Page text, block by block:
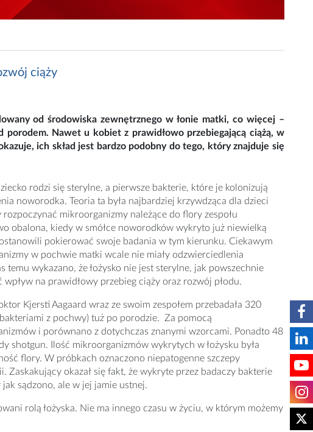
ciąży
od środowiska zewnętrznego w łonie matki, co więcej –
Nawet u kobiet z prawidłowo przebiegającą ciążą, w
ich skład jest bardzo podobny do tego, który znajduje się
rodzi się sterylne, a pierwsze bakterie, które je kolonizują
noworodka. Teoria ta była najbardziej krzywdząca dla dzieci
mikroorganizmy należące do flory zespołu
obalona, kiedy w smółce noworodków wykryto już niewielką
pokierować swoje badania w tym kierunku. Ciekawym
w pochwie matki wcale nie miały odzwierciedlenia
wykazano, że łożysko nie jest sterylne, jak powszechnie
na prawidłowy przebieg ciąży oraz rozwój płodu.
Kjersti Aagaard wraz ze swoim zespołem przebadała 320
z pochwy) tuż po porodzie. Za pomocą
i porównano z dotychczas znanymi wzorcami. Ponadto 48
shotgun. Ilość mikroorganizmów wykrytych w łożysku była
flory. W próbkach oznaczono niepatogenne szczepy
okazał się fakt, że wykryte przez badaczy bakterie
sądzono, ale w jej jamie ustnej.
rolą łożyska. Nie ma innego czasu w życiu, w którym możemy